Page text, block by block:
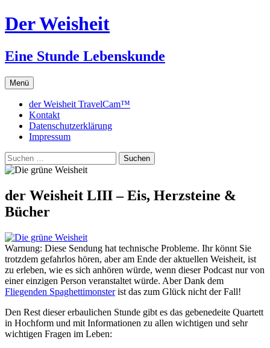
Zum
Inhalt
Der Weisheit
Eine Stunde Lebenskunde
Menü
der Weisheit TravelCam™
Kontakt
Datenschutzerklärung
Impressum
Suchen
nach:
der Weisheit LIII – Eis, Herzsteine &
Bücher
Warnung: Diese Sendung hat technische Probleme. Ihr könnt Sie
trotzdem gefahrlos hören, aber am Ende der aktuellen Weisheit, ist
zu erleben, wie es sich anhören würde, wenn dieser Podcast nur von
einer einzigen Person veranstaltet würde. Aber Dank dem
Fliegenden Spaghettimonsterist das zum Glück nicht der Fall!
Den Rest dieser erbaulichen Stunde gibt es das gebenedeite Quartett
in Hochform und mit Informationen zu allen wichtigen und sehr
wichtigen Fragen im Leben: